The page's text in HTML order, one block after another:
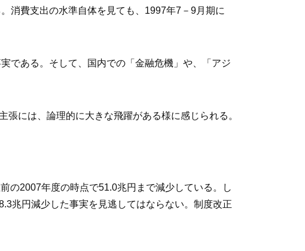
消費支出の水準自体を見ても、1997年7－9月期に
である。そして、国内での「金融危機」や、「アジ
には、論理的に大きな飛躍がある様に感じられる。
の2007年度の時点で51.0兆円まで減少している。し
兆円減少した事実を見逃してはならない。制度改正